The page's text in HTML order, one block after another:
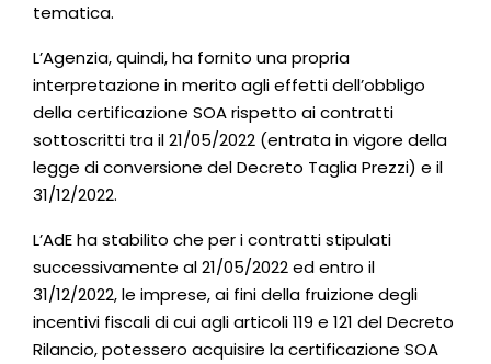
tematica.
L’Agenzia, quindi, ha fornito una propria
interpretazione in merito agli effetti dell’obbligo
della certificazione SOA rispetto ai contratti
sottoscritti tra il 21/05/2022 (entrata in vigore della
legge di conversione del Decreto Taglia Prezzi) e il
31/12/2022.
L’AdE ha stabilito che per i contratti stipulati
successivamente al 21/05/2022 ed entro il
31/12/2022, le imprese, ai fini della fruizione degli
incentivi fiscali di cui agli articoli 119 e 121 del Decreto
Rilancio, potessero acquisire la certificazione SOA